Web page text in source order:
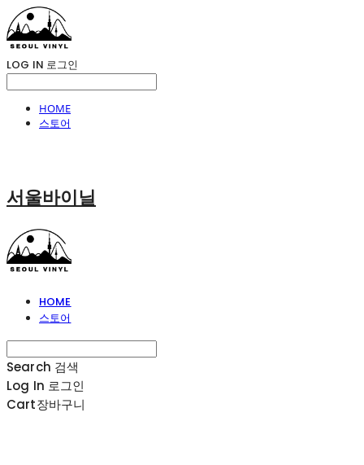
LOG IN 로그인
HOME
스토어
서울바이닐
HOME
스토어
Search 검색
Log In 로그인
Cart장바구니